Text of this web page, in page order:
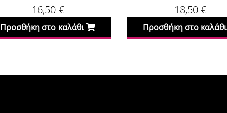
16,50€
Προσθήκη στο καλάθι
18,50€
Προσθήκη στο καλάθι